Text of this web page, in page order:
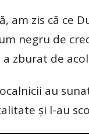
am zis că ce
negru de
zburat de
au
şi l-au